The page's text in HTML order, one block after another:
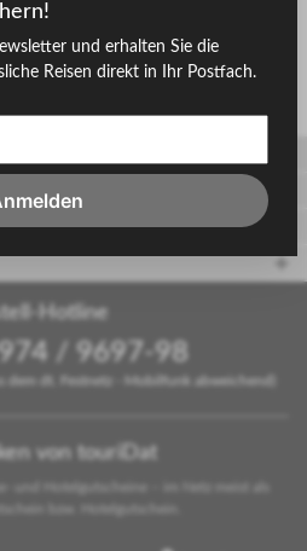
zur Startseite
Hotline
/ 9697-98
dem dt. Festnetz - Mobilfunk abweichend)
von touriDat
und Hotelgutscheine – im Netz meist als
bzw. Hotelgutschein.
und erhalten Sie die
Reisen direkt in Ihr Postfach.